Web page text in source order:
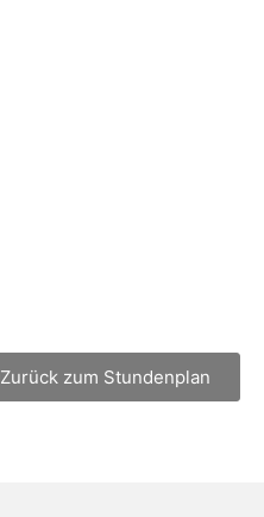
Zurück zum Stundenplan